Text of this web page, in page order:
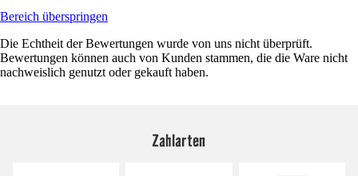
Bereich überspringen
Die Echtheit der Bewertungen wurde von uns nicht überprüft.
Bewertungen können auch von Kunden stammen, die die Ware nicht
nachweislich genutzt oder gekauft haben.
Zahlarten